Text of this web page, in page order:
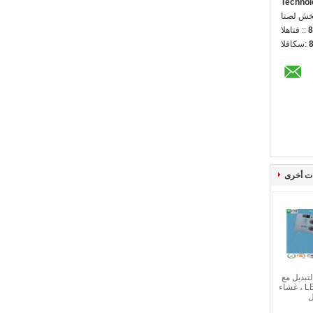
شخص:
الهاتف ::
الفاكس:
أخرى
مع
شاشة عرض LED ، غشاء